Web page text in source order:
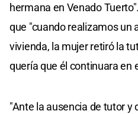
hermana en Venado
que "cuando realizamos un
vivienda, la mujer retiró la
quería que él continuara en
"Ante la ausencia de tutor y